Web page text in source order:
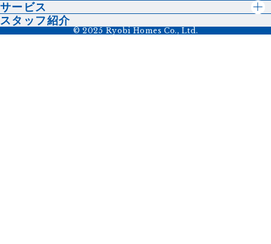
サービス
スタッフ紹介
© 2025 Ryobi Homes Co., Ltd.